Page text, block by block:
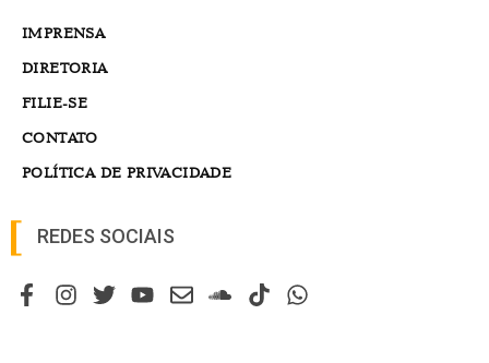
IMPRENSA
DIRETORIA
FILIE-SE
CONTATO
POLÍTICA DE PRIVACIDADE
REDES SOCIAIS